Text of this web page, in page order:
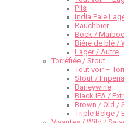
Pils
India Pale
Rauchbier
Bock /
Bière de blé /
Lager / Autre
Torréfiée / Stout
Tout voir –
Stout /
Barleywine
Black IPA /
Brown / Old /
Triple Belge /